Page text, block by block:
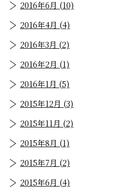
2016年6月 (10)
2016年4月 (4)
2016年3月 (2)
2016年2月 (1)
2016年1月 (5)
2015年12月 (3)
2015年11月 (2)
2015年8月 (1)
2015年7月 (2)
2015年6月 (4)